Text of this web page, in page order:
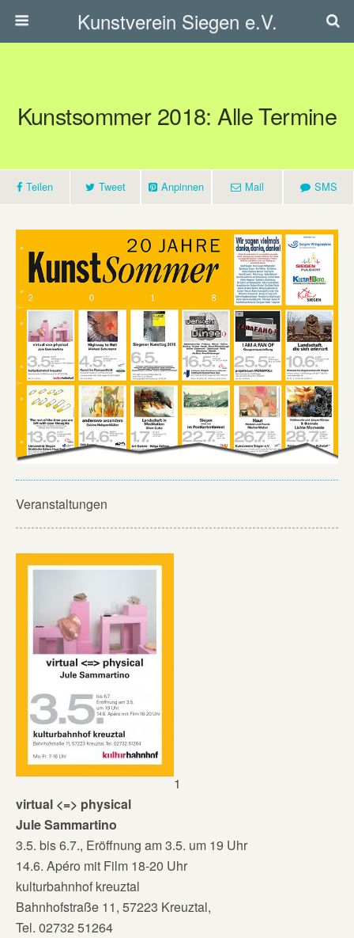
Kunstverein Siegen e.V.
Kunstsommer 2018: Alle Termine
Teilen Tweet Anpinnen Mail SMS
Veranstaltungen
1
virtual <=> physical
Jule Sammartino
3.5. bis 6.7., Eröffnung am 3.5. um 19 Uhr
14.6. Apéro mit Film 18-20 Uhr
kulturbahnhof kreuztal
Bahnhofstraße 11, 57223 Kreuztal,
Tel. 02732 51264